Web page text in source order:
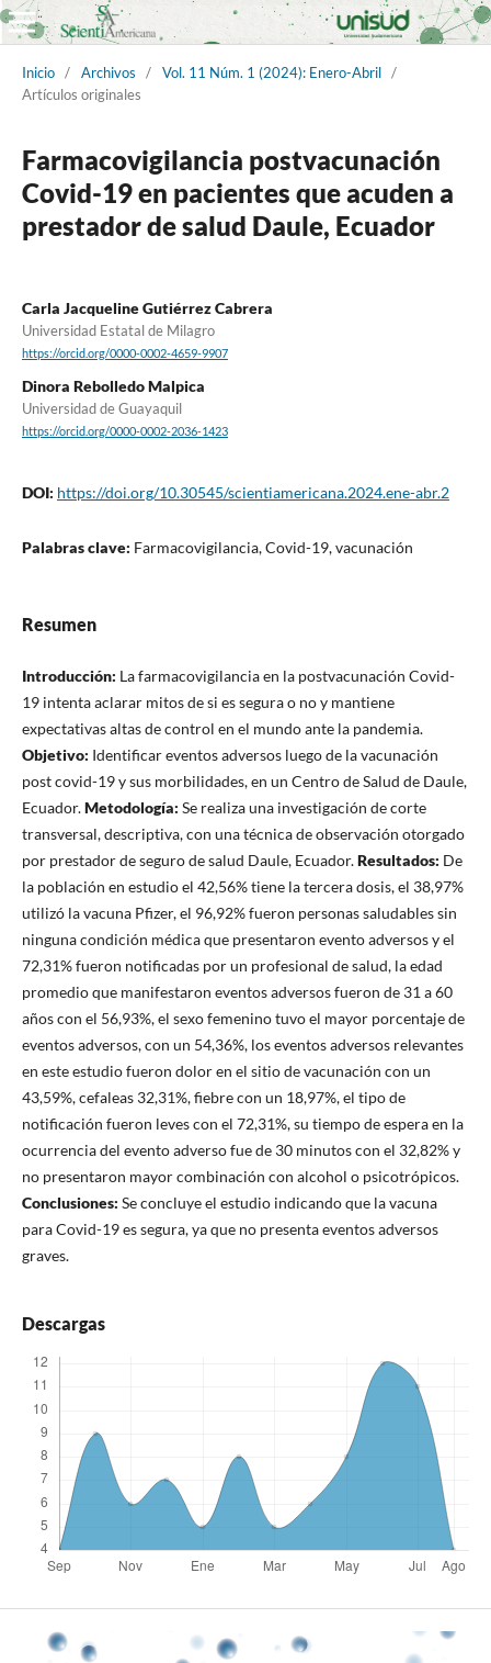
Inicio / Archivos / Vol. 11 Núm. 1 (2024): Enero-Abril /
Artículos originales
Farmacovigilancia postvacunación
Covid-19 en pacientes que acuden a
prestador de salud Daule, Ecuador
Carla Jacqueline Gutiérrez Cabrera
Universidad Estatal de Milagro
https://orcid.org/0000-0002-4659-9907
Dinora Rebolledo Malpica
Universidad de Guayaquil
https://orcid.org/0000-0002-2036-1423
DOI: https://doi.org/10.30545/scientiamericana.2024.ene-abr.2
Palabras clave: Farmacovigilancia, Covid-19, vacunación
Resumen
Introducción: La farmacovigilancia en la postvacunación Covid-
19 intenta aclarar mitos de si es segura o no y mantiene
expectativas altas de control en el mundo ante la pandemia.
Objetivo: Identificar eventos adversos luego de la vacunación
post covid-19 y sus morbilidades, en un Centro de Salud de Daule,
Ecuador.Metodología: Se realiza una investigación de corte
transversal, descriptiva, con una técnica de observación otorgado
por prestador de seguro de salud Daule, Ecuador.Resultados: De
la población en estudio el 42,56% tiene la tercera dosis, el 38,97%
utilizó la vacuna Pfizer, el 96,92% fueron personas saludables sin
ninguna condición médica que presentaron evento adversos y el
72,31% fueron notificadas por un profesional de salud, la edad
promedio que manifestaron eventos adversos fueron de 31 a 60
años con el 56,93%, el sexo femenino tuvo el mayor porcentaje de
eventos adversos, con un 54,36%, los eventos adversos relevantes
en este estudio fueron dolor en el sitio de vacunación con un
43,59%, cefaleas 32,31%, fiebre con un 18,97%, el tipo de
notificación fueron leves con el 72,31%, su tiempo de espera en la
ocurrencia del evento adverso fue de 30 minutos con el 32,82% y
no presentaron mayor combinación con alcohol o psicotrópicos.
Conclusiones: Se concluye el estudio indicando que la vacuna
para Covid-19 es segura, ya que no presenta eventos adversos
graves.
Descargas